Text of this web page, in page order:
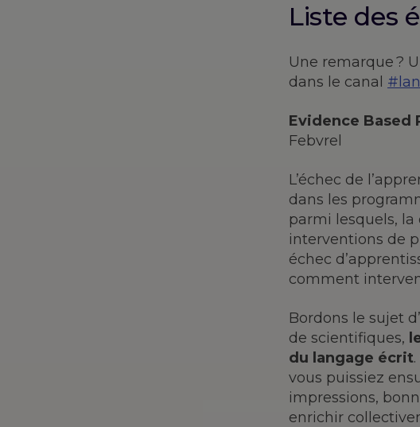
Liste des
Une remarque ?
dans le canal
Evidence Based
Febvrel
L’échec de
dans les
parmi lesquels, la
interventions de
échec
comment
Bordons le sujet
de scientifiques,
du langage écrit
vous puissiez
impressions,
enrichir